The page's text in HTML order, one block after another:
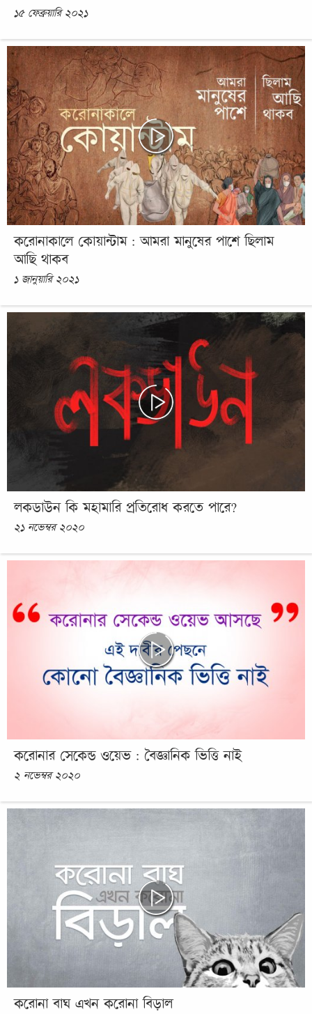
১৫ ফেব্রুয়ারি ২০২১
করোনাকালে কোয়ান্টাম : আমরা মানুষের পাশে ছিলাম
আছি থাকব
১ জানুয়ারি ২০২১
লকডাউন কি মহামারি প্রতিরোধ করতে পারে?
২১ নভেম্বর ২০২০
করোনার সেকেন্ড ওয়েভ : বৈজ্ঞানিক ভিত্তি নাই
২ নভেম্বর ২০২০
করোনা বাঘ এখন করোনা বিড়াল